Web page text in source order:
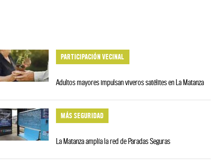
PARTICIPACIÓN VECINAL
Adultos mayores impulsan viveros satélites en La Matanza
MÁS SEGURIDAD
La Matanza amplía la red de Paradas Seguras